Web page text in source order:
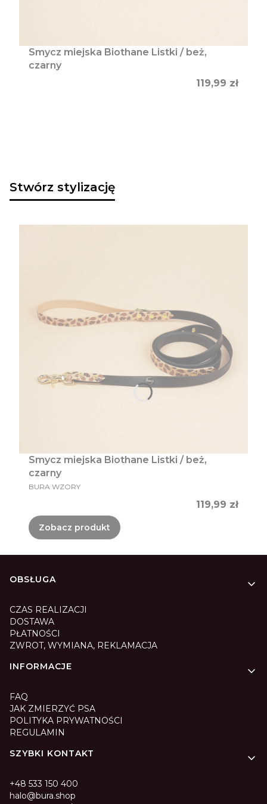
Smycz miejska Biothane Listki / beż,
czarny
Cena
119,99 zł
Stwórz stylizację
Smycz miejska Biothane Listki / beż,
czarny
PRODUCENT
BURA WZORY
Cena
119,99 zł
Zobacz produkt
Linki w stopce
OBSŁUGA
CZAS REALIZACJI
DOSTAWA
PŁATNOŚCI
ZWROT, WYMIANA, REKLAMACJA
INFORMACJE
FAQ
JAK ZMIERZYĆ PSA
POLITYKA PRYWATNOŚCI
REGULAMIN
SZYBKI KONTAKT
+48 533 150 400
halo@bura.shop